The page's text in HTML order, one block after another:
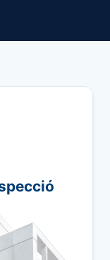
cada
vos un